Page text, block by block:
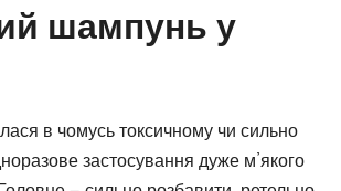
шампунь у
в чомусь токсичному чи сильно
застосування дуже м’якого